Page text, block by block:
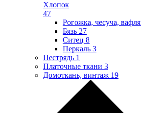
Хлопок
47
Рогожка, чесуча, вафля
Бязь 27
Ситец 8
Перкаль 3
Пестрядь 1
Платочные ткани 3
Домоткань, винтаж 19